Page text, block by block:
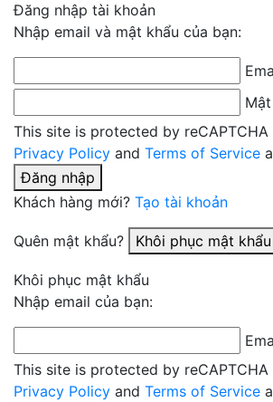
Đăng nhập tài khoản
Nhập email và mật khẩu của bạn:
This site is protected by
Privacy Policy and Terms of Service
Đăng nhập
Khách hàng mới? Tạo tài khoản
Quên mật khẩu? Khôi phục mật khẩu
Khôi phục mật khẩu
Nhập email của bạn:
This site is protected by
Privacy Policy and Terms of Service